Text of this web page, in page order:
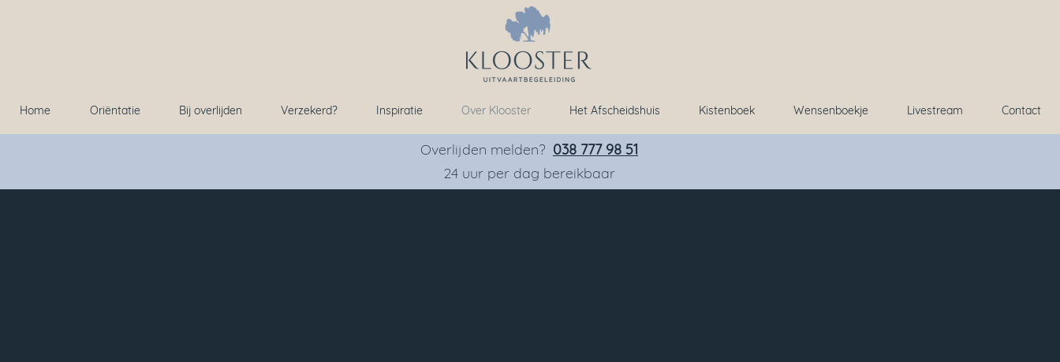
Home Oriëntatie Bij overlijden Verzekerd? Inspiratie Over Klooster Het Afscheidshuis Kistenboek Wensenboekje Livestream Contact
Overlijden melden? 038 777 98 51
24 uur per dag bereikbaar